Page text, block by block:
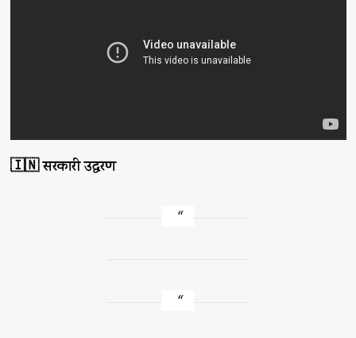
🇮🇳 सरकारी उद्धरण